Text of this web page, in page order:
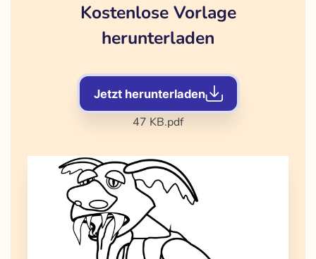
Kostenlose Vorlage
herunterladen
Jetzt herunterladen
47 KB.pdf